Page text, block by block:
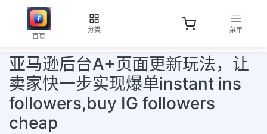
首页
分类 菜单
亚马逊后台A+页面更新玩法，让
卖家快一步实现爆单instant ins
followers,buy IG followers
cheap